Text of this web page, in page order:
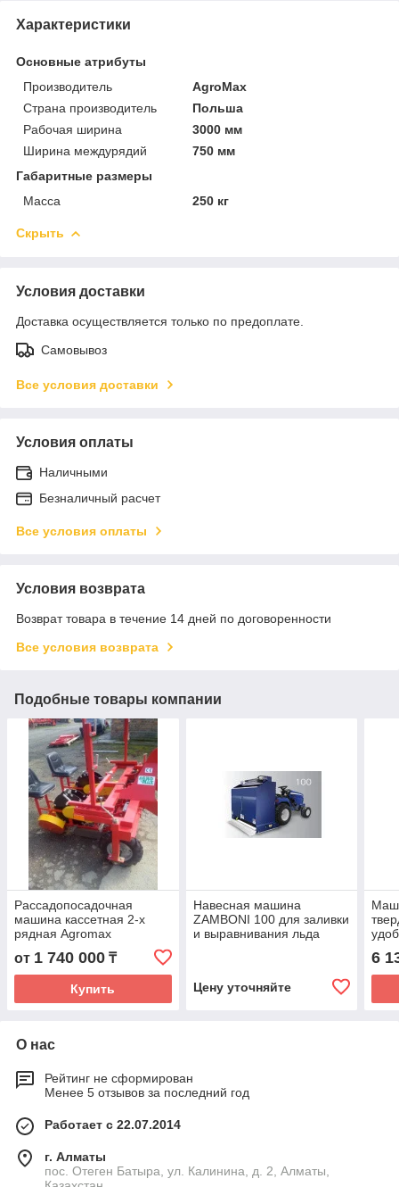
Характеристики
Основные атрибуты
Производитель
AgroMax
Страна производитель
Польша
Рабочая ширина
3000 мм
Ширина междурядий
750 мм
Габаритные размеры
Масса
250 кг
Скрыть
Условия доставки
Доставка осуществляется только по предоплате.
Самовывоз
Все условия доставки
Условия оплаты
Наличными
Безналичный расчет
Все условия оплаты
Условия возврата
Возврат товара в течение 14 дней по договоренности
Все условия возврата
Подобные товары компании
Рассадопосадочная
машина кассетная 2-х
рядная Agromax
от 1 740 000 ₸
Купить
Навесная машина
ZAMBONI 100 для заливки
и выравнивания льда
Цену уточняйте
6
О нас
Рейтинг не сформирован
Менее 5 отзывов за последний год
Работает с 22.07.2014
г. Алматы
пос. Отеген Батыра, ул. Калинина, д. 2, Алматы,